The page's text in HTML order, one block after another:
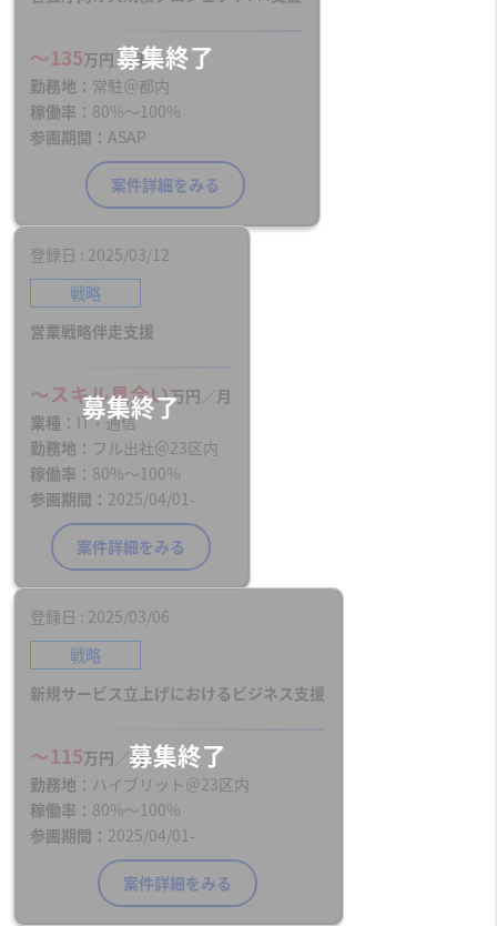
〜135万円／月
勤務地
常駐＠都内
稼働率
80%〜100%
参画期間
ASAP
案件詳細をみる
登録日 2025/03/12
戦略
営業戦略伴走支援
〜スキル見合い万円／月
業種
IT・通信
勤務地
フル出社＠23区内
稼働率
80%〜100%
参画期間
2025/04/01-
案件詳細をみる
登録日 2025/03/06
戦略
新規サービス立上げにおけるビジネス支援
〜115万円／月
勤務地
ハイブリット＠23区内
稼働率
80%〜100%
参画期間
2025/04/01-
案件詳細をみる